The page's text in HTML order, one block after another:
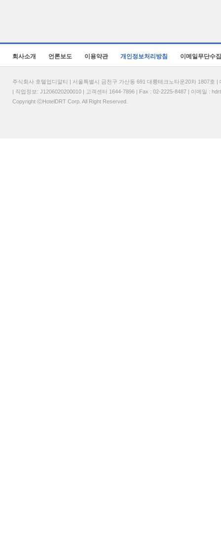
회사소개 언론보도 이용약관 개인정보처리방침 이메일무단수
주식회사 호텔업디알티 | 서울특별시 금천구 가산동 691 대륭테크노타운20차 1807
| 직업정보: J1206020200010 | 고객센터 1644-7896 | Fax : 02-2225-8487 | 이메일 :
Copyright ⓒHotelDRT Corp. All Right Reserved.